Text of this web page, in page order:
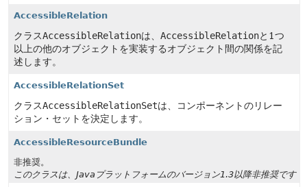
AccessibleRelation
クラスAccessibleRelationは、 AccessibleRelationと1つ
以上の他のオブジェクトを実装するオブジェクト間の関係を記
述します。
AccessibleRelationSet
クラスAccessibleRelationSetは、コンポーネントのリレー
ション・セットを決定します。
AccessibleResourceBundle
非推奨。
このクラスは、Javaプラットフォームのバージョン1.3以降非推奨です